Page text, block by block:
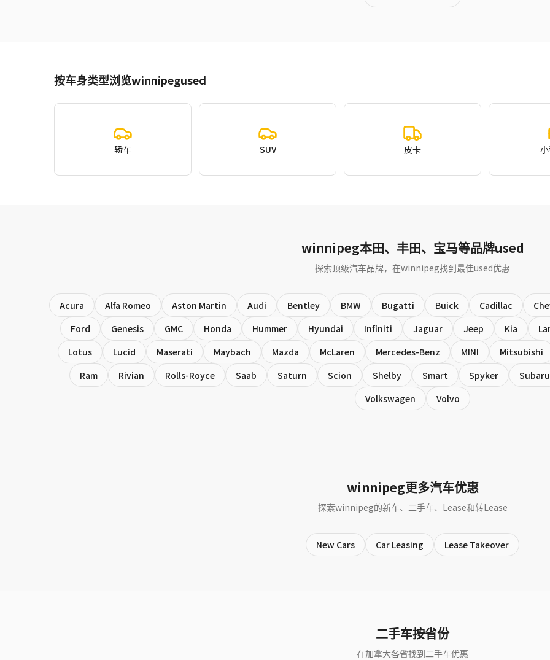
按车身类型浏览winnipegused
轿车 SUV 皮卡
winnipeg本田、丰田、宝马等品牌used
探索顶级汽车品牌，在winnipeg找到最佳used优惠
Acura Alfa Romeo Aston Martin Audi Bentley BMW Bugatti Buick Cadillac
Ford
Genesis GMC Honda Hummer Hyundai Infiniti Jaguar Jeep Kia
Lotus
Lucid Maserati Maybach Mazda McLaren Mercedes-Benz MINI
Mitsubishi
Ram
Rivian Rolls-Royce Saab Saturn Scion Shelby Smart Spyker
Subaru
Volkswagen
Volvo
winnipeg更多汽车优惠
探索winnipeg的新车、二手车、Lease和转Lease
New Cars Car Leasing Lease Takeover
二手车按省份
在加拿大各省找到二手车优惠